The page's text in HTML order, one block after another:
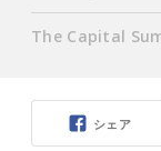
シェア
The Capital